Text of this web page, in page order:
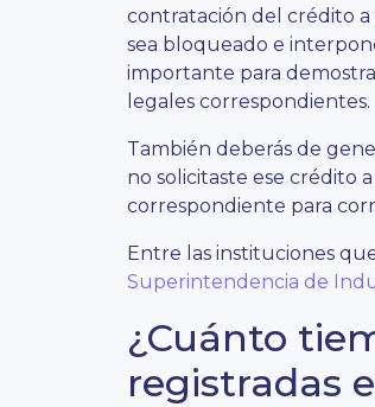
contratación del crédito
sea bloqueado e
importante para
legales correspondientes.
También deberás de
no solicitaste ese crédito
correspondiente para
Entre las instituciones
Superintendencia de
¿Cuánto
registradas